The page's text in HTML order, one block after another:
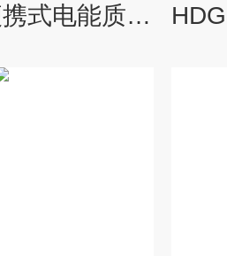
HDGC3561便携式电能质量分析仪